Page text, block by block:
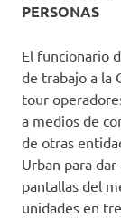
PERSONAS
El funcionario
de trabajo a la
tour
a medios de
de otras
Urban para
pantallas del
unidades en